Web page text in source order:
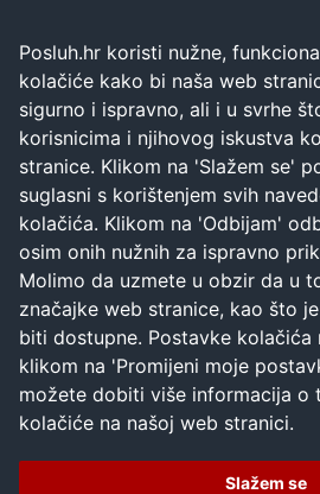
Posluh.hr koristi nužne,
kolačiće kako bi naša web
sigurno i ispravno, ali i u svrhe
korisnicima i njihovog iskustva
stranice. Klikom na 'Slažem se'
suglasni s korištenjem svih
kolačića. Klikom na 'Odbijam'
osim onih nužnih za ispravno
Molimo da uzmete u obzir da u
značajke web stranice, kao što
biti dostupne. Postavke
klikom na 'Promijeni moje
možete dobiti više informacija o
kolačiće na našoj web stranici.
Slažem se